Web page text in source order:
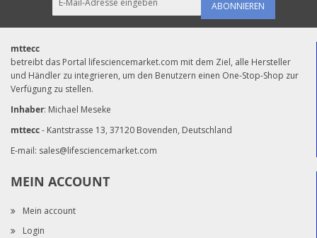
ABONNIEREN
mttecc
betreibt das Portal lifesciencemarket.com mit dem Ziel, alle Hersteller
und Händler zu integrieren, um den Benutzern einen One-Stop-Shop zur
Verfügung zu stellen.
Inhaber: Michael Meseke
mttecc- Kantstrasse 13, 37120 Bovenden, Deutschland
E-mail: sales@lifesciencemarket.com
MEIN ACCOUNT
Mein account
Login